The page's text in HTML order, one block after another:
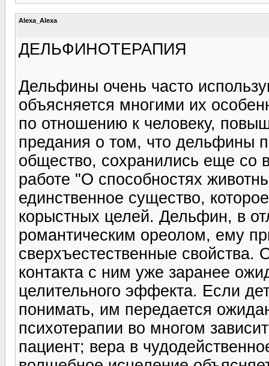
Alexa_Alexa
ДЕЛЬФИНОТЕРАПИЯ
Дельфины очень часто
объясняется многими их
по отношению к человеку,
предания о том, что дельфины
общество, сохранились еще со
работе "О способностях
единственное существо,
корыстных целей. Дельфин, в
романтическим ореолом, ему
сверхъестественные свойства.
контакта с ним уже заранее
целительного эффекта. Если
понимать, им передается
психотерапии во многом
пациент; вера в